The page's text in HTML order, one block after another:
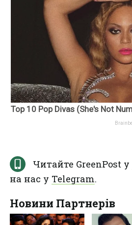
Читайте GreenPost у
на нас у Telegram.